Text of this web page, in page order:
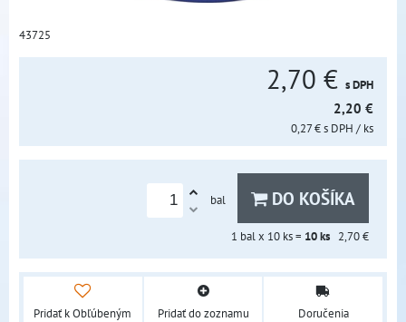
43725
2,70 € s DPH
2,20 €
0,27 €s DPH / ks
bal DO KOŠÍKA
1 bal x 10 ks = 10ks 2,70 €
Pridať k Obľúbeným Pridať do zoznamu Doručenia